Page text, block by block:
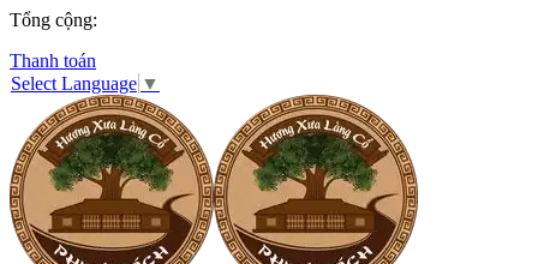
Tổng cộng:
Thanh toán
Select Language ▼